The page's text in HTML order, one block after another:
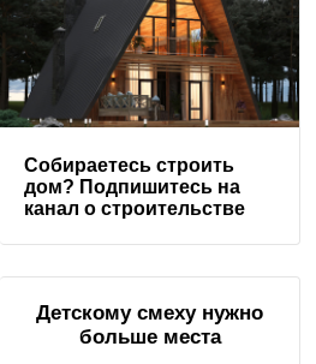
Собираетесь строить
дом? Подпишитесь на
канал о строительстве
Детскому смеху нужно
больше места